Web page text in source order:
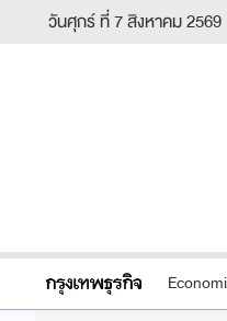
วันศุกร์ ที่ 7 สิงหาคม 2569